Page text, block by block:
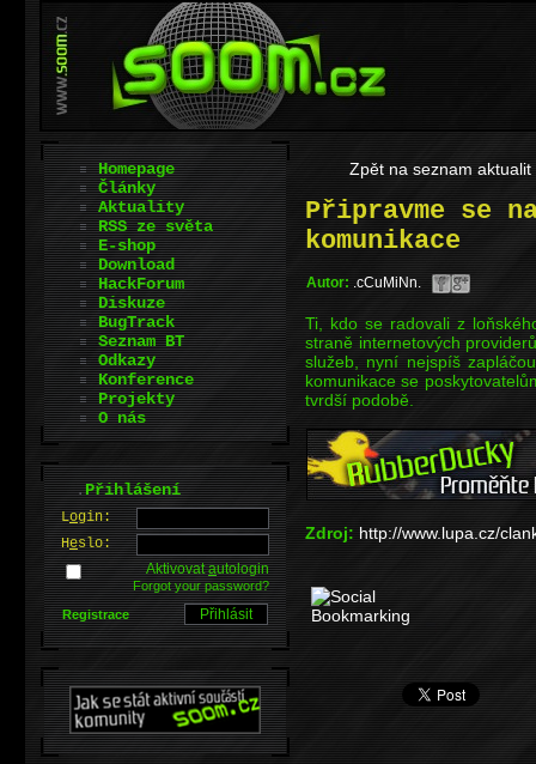
Zpět na seznam aktualit
Připravme se
komunikace
Autor: .cCuMiNn.
Ti, kdo se radovali z
straně internetových
služeb, nyní nejspíš
komunikace se
tvrdší podobě.
Zdroj: http://www.lupa.cz/
Homepage
Články
Aktuality
RSS ze světa
E-shop
Download
HackForum
Diskuze
BugTrack
Seznam BT
Odkazy
Konference
Projekty
O nás
.Přihlášení
Login:
Heslo:
Aktivovatautologin
Forgot your password?
Registrace